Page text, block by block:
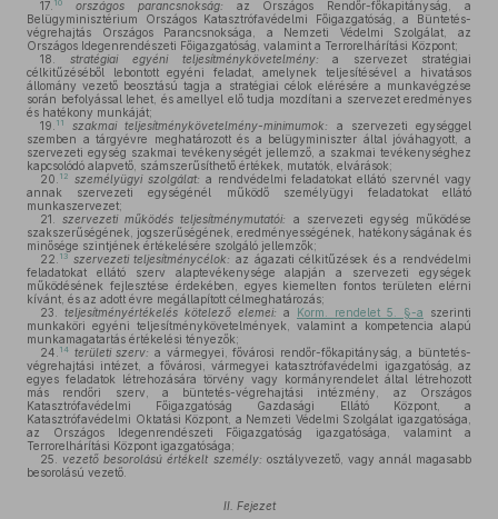
17. 10 országos parancsnokság: az Országos Rendőr-főkapitányság, a
Belügyminisztérium Országos Katasztrófavédelmi Főigazgatóság, a Büntetés-
végrehajtás Országos Parancsnoksága, a Nemzeti Védelmi Szolgálat, az
Országos Idegenrendészeti Főigazgatóság, valamint a Terrorelhárítási Központ;
18.
stratégiai egyéni teljesítménykövetelmény: a szervezet stratégiai
célkitűzéséből lebontott egyéni feladat, amelynek teljesítésével a hivatásos
állomány vezető beosztású tagja a stratégiai célok elérésére a munkavégzése
során befolyással lehet, és amellyel elő tudja mozdítani a szervezet eredményes
és hatékony munkáját;
19. 11 szakmai teljesítménykövetelmény-minimumok:
a szervezeti egységgel
szemben a tárgyévre meghatározott és a belügyminiszter által jóváhagyott, a
szervezeti egység szakmai tevékenységét jellemző, a szakmai tevékenységhez
kapcsolódó alapvető, számszerűsíthető értékek, mutatók, elvárások;
20. 12 személyügyi szolgálat: a rendvédelmi feladatokat ellátó szervnél vagy
annak szervezeti egységénél működő személyügyi feladatokat ellátó
munkaszervezet;
21.
szervezeti működés teljesítménymutatói:
a szervezeti egység működése
szakszerűségének, jogszerűségének, eredményességének, hatékonyságának és
minősége szintjének értékelésére szolgáló jellemzők;
22. 13 szervezeti teljesítménycélok: az ágazati célkitűzések és a rendvédelmi
feladatokat ellátó szerv alaptevékenysége alapján a szervezeti egységek
működésének fejlesztése érdekében, egyes kiemelten fontos területen elérni
kívánt, és az adott évre megállapított célmeghatározás;
23.
teljesítményértékelés kötelező elemei: a Korm. rendelet 5. §-a szerinti
munkaköri egyéni teljesítménykövetelmények, valamint a kompetencia alapú
munkamagatartás értékelési tényezők;
24. 14 területi szerv: a vármegyei, fővárosi rendőr-főkapitányság, a büntetés-
végrehajtási intézet, a fővárosi, vármegyei katasztrófavédelmi igazgatóság, az
egyes feladatok létrehozására törvény vagy kormányrendelet által létrehozott
más rendőri szerv, a büntetés-végrehajtási intézmény, az Országos
Katasztrófavédelmi Főigazgatóság Gazdasági Ellátó Központ, a
Katasztrófavédelmi Oktatási Központ, a Nemzeti Védelmi Szolgálat igazgatósága,
az Országos Idegenrendészeti Főigazgatóság igazgatósága, valamint a
Terrorelhárítási Központ igazgatósága;
25.
vezető besorolású értékelt személy: osztályvezető, vagy annál magasabb
besorolású vezető.
II. Fejezet